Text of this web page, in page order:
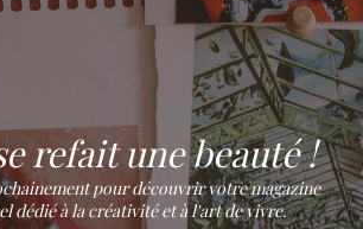
refait une beauté !
pour découvrir votre magazine
dédié à la créativité et à l'art de vivre.